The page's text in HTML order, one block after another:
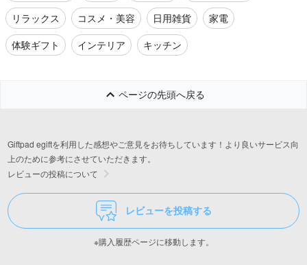
リラックス
コスメ・美容 日用雑貨
家電
体験ギフト
インテリア キッチン
ページの先頭へ戻る
Giftpad egiftを利用した感想やご意見をお待ちしています！より良いサービス向
上のために参考にさせていただきます。
レビューの投稿について
レビューを投稿する
※購入履歴ページに移動します。